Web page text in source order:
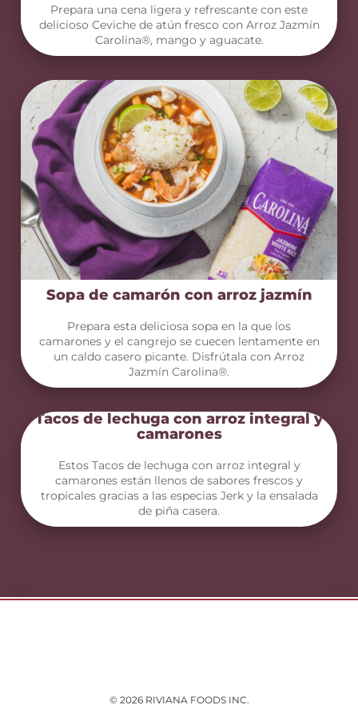
Prepara una cena ligera y refrescante con este
delicioso Ceviche de atún fresco con Arroz Jazmín
Carolina®, mango y aguacate.
Sopa de camarón con arroz jazmín
Prepara esta deliciosa sopa en la que los
camarones y el cangrejo se cuecen lentamente en
un caldo casero picante. Disfrútala con Arroz
Jazmín Carolina®.
Tacos de lechuga con arroz integral y
camarones
Estos Tacos de lechuga con arroz integral y
camarones están llenos de sabores frescos y
tropicales gracias a las especias Jerk y la ensalada
de piña casera.
© 2026 RIVIANA FOODS INC.